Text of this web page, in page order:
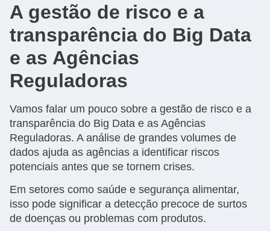
A gestão de risco e a
transparência do Big Data
e as Agências
Reguladoras
Vamos falar um pouco sobre a gestão de risco e a
transparência do Big Data e as Agências
Reguladoras. A análise de grandes volumes de
dados ajuda as agências a identificar riscos
potenciais antes que se tornem crises.
Em setores como saúde e segurança alimentar,
isso pode significar a detecção precoce de surtos
de doenças ou problemas com produtos.